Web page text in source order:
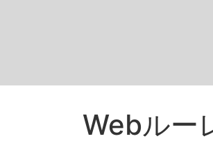
Webルー